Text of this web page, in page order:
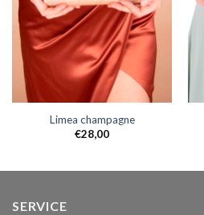
Limea champagne
€28,00
SERVICE